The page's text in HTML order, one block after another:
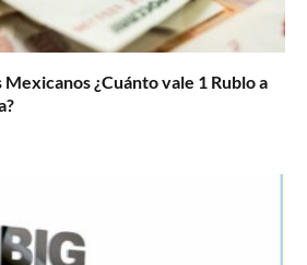
Mexicanos ¿Cuánto vale 1 Rublo a